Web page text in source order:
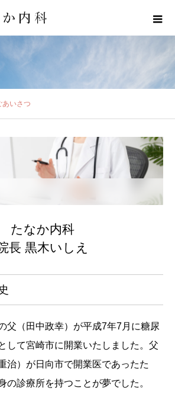
あいさつ
たなか内科
長 黒木いしえ
父（田中政幸）が平成7年7月に糖尿
して宮崎市に開業いたしました。父
治）が日向市で開業医であったた
の診療所を持つことが夢でした。